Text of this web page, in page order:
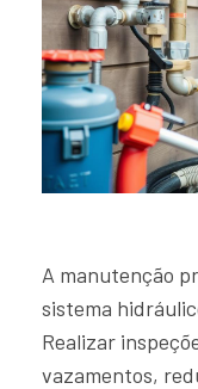
A manutenção
sistema
Realizar
vazamentos,